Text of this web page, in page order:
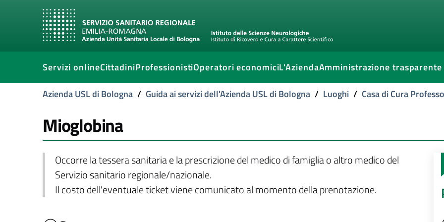
Servizi onlineCittadiniProfessionistiOperatori economiciL'AziendaAmministrazione trasparente
Azienda USL di Bologna / Guida ai servizi dell'Azienda USL di Bologna / Luoghi / Casa di Cura
Mioglobina
Occorre la tessera sanitaria e la prescrizione del medico di famiglia o altro medico del
Servizio sanitario regionale/nazionale.
Il costo dell'eventuale ticket viene comunicato al momento della prenotazione.